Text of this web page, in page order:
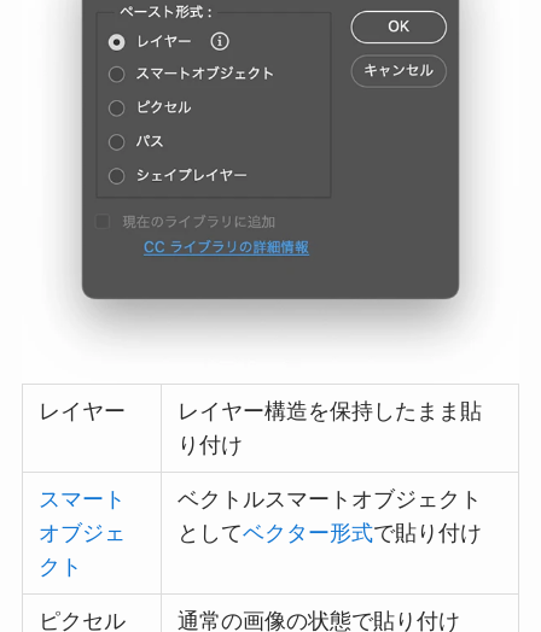
レイヤー
レイヤー構造を保持したまま貼
り付け
スマート
オブジェ
クト
ベクトルスマートオブジェクト
としてベクター形式で貼り付け
ピクセル 通常の画像の状態で貼り付け